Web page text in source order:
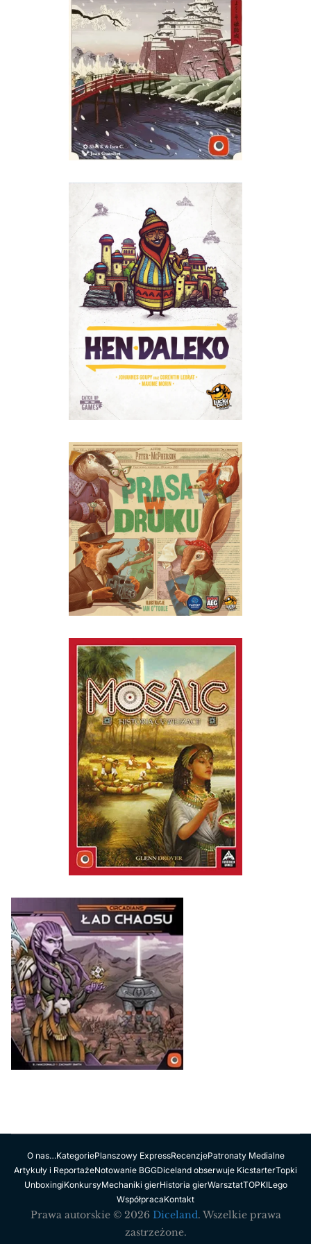
O nas…KategoriePlanszowy ExpressRecenzjePatronaty Medialne
Artykuły i ReportażeNotowanie BGGDiceland obserwuje KicstarterTopki
UnboxingiKonkursyMechaniki gierHistoria gierWarsztatTOPKILego
WspółpracaKontakt
Prawa autorskie © 2026 Diceland. Wszelkie prawa
zastrzeżone.